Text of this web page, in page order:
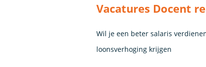
Vacatures Docent
Wil je een beter salaris
loonsverhoging krijgen